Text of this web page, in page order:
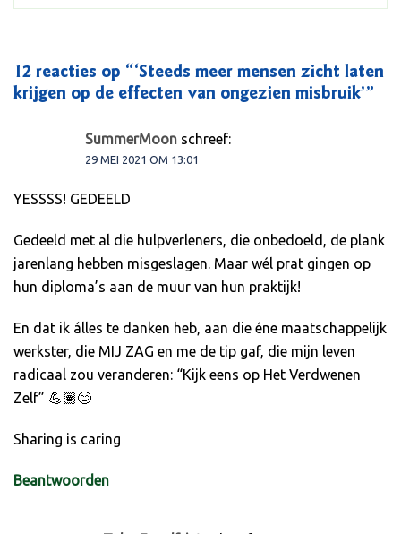
12 reacties op “‘Steeds meer mensen zicht laten
krijgen op de effecten van ongezien misbruik’”
SummerMoon schreef:
29 MEI 2021 OM 13:01
YESSSS! GEDEELD
Gedeeld met al die hulpverleners, die onbedoeld, de plank
jarenlang hebben misgeslagen. Maar wél prat gingen op
hun diploma’s aan de muur van hun praktijk!
En dat ik álles te danken heb, aan die éne maatschappelijk
werkster, die MIJ ZAG en me de tip gaf, die mijn leven
radicaal zou veranderen: “Kijk eens op Het Verdwenen
Zelf” 💪🏽😊
Sharing is caring
Beantwoorden